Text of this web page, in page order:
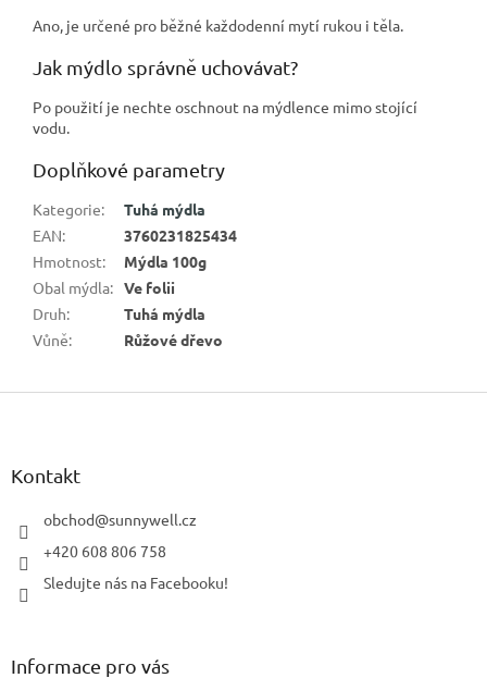
Ano, je určené pro běžné každodenní mytí rukou i těla.
Jak mýdlo správně uchovávat?
Po použití je nechte oschnout na mýdlence mimo stojící
vodu.
Doplňkové parametry
Kategorie:
Tuhá mýdla
EAN:
3760231825434
Hmotnost:
Mýdla 100g
Obal mýdla: Ve folii
Druh:
Tuhá mýdla
Vůně: Růžové dřevo
Z
Kontakt
obchod@sunnywell.cz
+420 608 806 758
Sledujte nás na Facebooku!
Informace pro vás